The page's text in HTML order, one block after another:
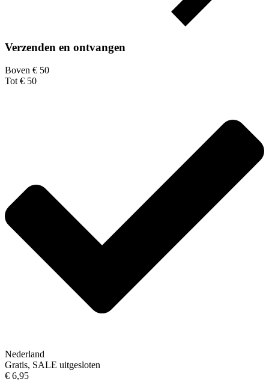
Verzenden en ontvangen
Boven € 50
Tot € 50
Nederland
Gratis, SALE uitgesloten
€ 6,95